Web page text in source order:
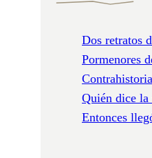
Dos retratos
Pormenores
Quién dice la
Entonces